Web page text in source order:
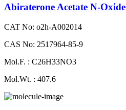
Abiraterone Acetate N-Oxide
CAT No: o2h-A002014
CAS No: 2517964-85-9
Mol.F. : C26H33NO3
Mol.Wt. : 407.6